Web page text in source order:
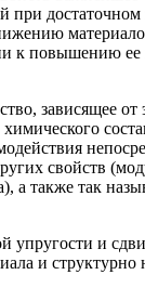
при достаточном
к повышению
зависящее
свойств
а также так
упругости и
и структурно